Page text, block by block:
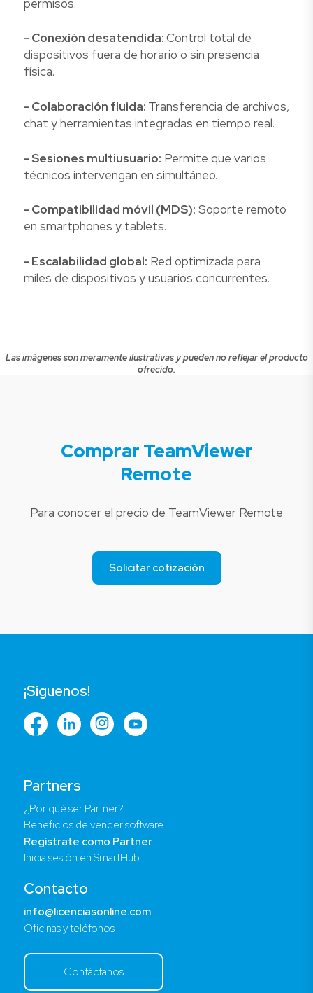
permisos.
- Conexión desatendida:Control total de
dispositivos fuera de horario o sin presencia
física.
- Colaboración fluida: Transferencia de archivos,
chat y herramientas integradas en tiempo real.
- Sesiones multiusuario: Permite que varios
técnicos intervengan en simultáneo.
- Compatibilidad móvil (MDS): Soporte remoto
en smartphones y tablets.
- Escalabilidad global: Red optimizada para
miles de dispositivos y usuarios concurrentes.
Las imágenes son meramente ilustrativas y pueden no reflejar el producto
ofrecido.
Comprar TeamViewer
Remote
Para conocer el precio de TeamViewer Remote
Solicitar cotización
Partners
¿Por qué ser Partner?
Beneficios de vender software
Regístrate como Partner
Inicia sesión en SmartHub
Contacto
info@licenciasonline.com
Oficinas y teléfonos
Contáctanos
¡Síguenos!